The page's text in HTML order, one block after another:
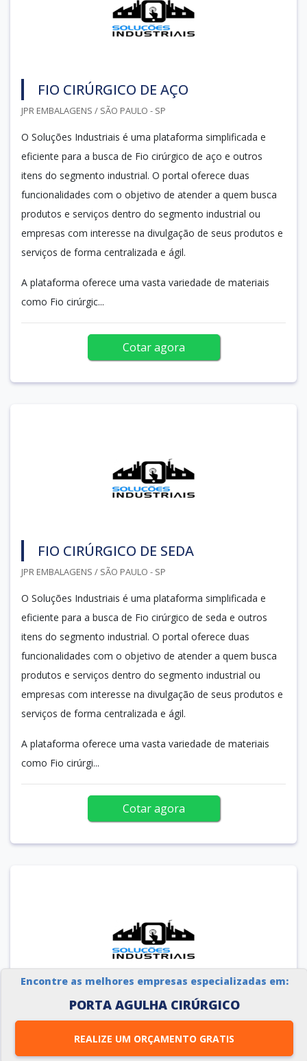
Encontre as melhores empresas especializadas em:
PORTA AGULHA CIRÚRGICO
REALIZE UM ORÇAMENTO GRATIS
FIO CIRÚRGICO DE AÇO
JPR EMBALAGENS / SÃO PAULO - SP
O Soluções Industriais é uma plataforma simplificada e
eficiente para a busca de Fio cirúrgico de aço e outros
itens do segmento industrial. O portal oferece duas
funcionalidades com o objetivo de atender a quem busca
produtos e serviços dentro do segmento industrial ou
empresas com interesse na divulgação de seus produtos e
serviços de forma centralizada e ágil.
A plataforma oferece uma vasta variedade de materiais
como Fio cirúrgic...
Cotar agora
FIO CIRÚRGICO DE SEDA
JPR EMBALAGENS / SÃO PAULO - SP
O Soluções Industriais é uma plataforma simplificada e
eficiente para a busca de Fio cirúrgico de seda e outros
itens do segmento industrial. O portal oferece duas
funcionalidades com o objetivo de atender a quem busca
produtos e serviços dentro do segmento industrial ou
empresas com interesse na divulgação de seus produtos e
serviços de forma centralizada e ágil.
A plataforma oferece uma vasta variedade de materiais
como Fio cirúrgi...
Cotar agora
PAPEL CIRÚRGICO
JPR EMBALAGENS / SÃO PAULO - SP